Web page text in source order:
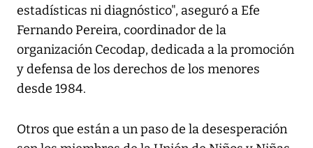
estadísticas ni diagnóstico", aseguró a Efe
Fernando Pereira, coordinador de la
organización Cecodap, dedicada a la promoción
y defensa de los derechos de los menores
desde 1984.
Otros que están a un paso de la desesperación